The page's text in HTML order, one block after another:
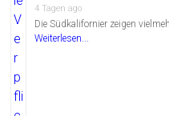
4 Tagen ago
Die Südkalifornier zeigen
Weiterlesen...